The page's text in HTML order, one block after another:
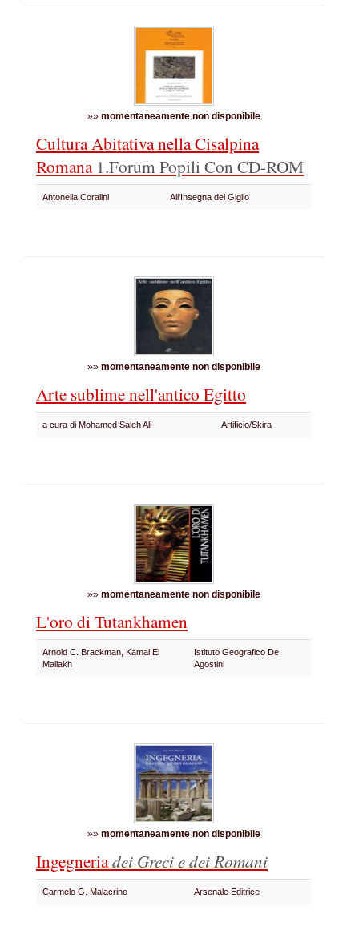
»» momentaneamente non disponibile
Cultura Abitativa nella Cisalpina
Romana 1.Forum Popili Con CD-ROM
Antonella Coralini All'Insegna del Giglio
»» momentaneamente non disponibile
Arte sublime nell'antico Egitto
a cura di Mohamed Saleh Ali Artificio/Skira
»» momentaneamente non disponibile
L'oro di Tutankhamen
Arnold C. Brackman, Kamal El
Mallakh
Istituto Geografico De
Agostini
»» momentaneamente non disponibile
Ingegneriadei Greci e dei Romani
Carmelo G. Malacrino Arsenale Editrice